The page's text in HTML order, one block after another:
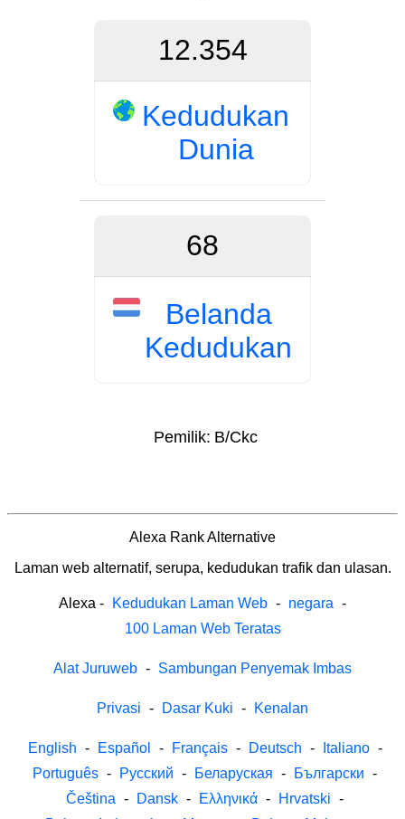
12.354
Kedudukan
Dunia
68
Belanda
Kedudukan
Pemilik: B/Ckc
Alexa Rank Alternative
Laman web alternatif, serupa, kedudukan trafik dan ulasan.
Alexa - Kedudukan Laman Web - negara -
100 Laman Web Teratas
Alat Juruweb - Sambungan Penyemak Imbas
Privasi - Dasar Kuki - Kenalan
English - Español - Français - Deutsch - Italiano -
Português - Русский - Беларуская - Български -
Čeština - Dansk - Ελληνικά - Hrvatski -